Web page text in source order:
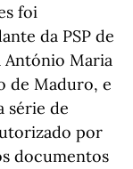
foi
da PSP de
António Maria
de Maduro, e
série de
por
documentos